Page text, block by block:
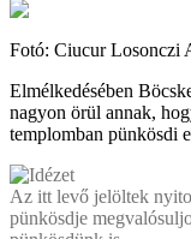
Fotó: Ciucur Losonczi
Elmélkedésében
nagyon örül annak,
templomban pünkösdi
Az itt levő jelöltek
pünkösdje